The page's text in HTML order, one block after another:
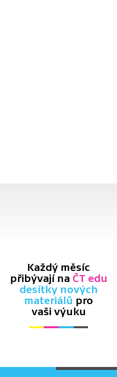
Každý měsíc
přibývají na ČT edu
desítky nových
materiálů pro
vaši výuku